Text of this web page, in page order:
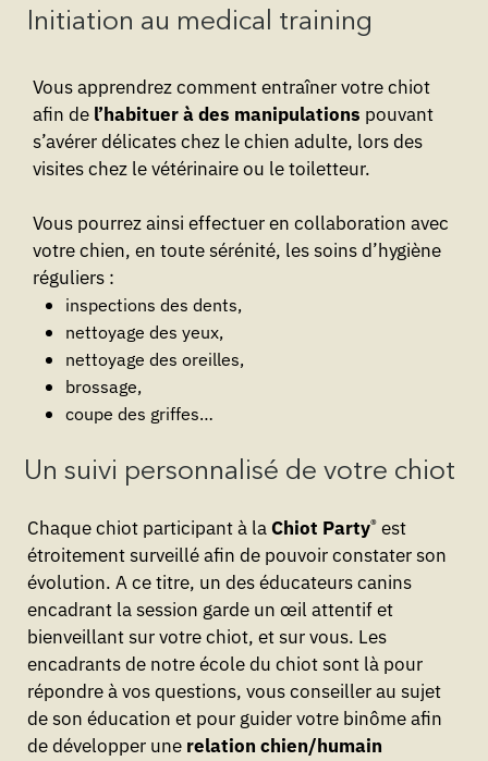
Initiation au medical training
Vous apprendrez comment entraîner votre chiot
afin de l’habituer à des manipulations pouvant
s’avérer délicates chez le chien adulte, lors des
visites chez le vétérinaire ou le toiletteur.
Vous pourrez ainsi effectuer en collaboration avec
votre chien, en toute sérénité, les soins d’hygiène
réguliers :
inspections des dents,
nettoyage des yeux,
nettoyage des oreilles,
brossage,
coupe des griffes…
Un suivi personnalisé de votre chiot
Chaque chiot participant à laChiot Party® est
étroitement surveillé afin de pouvoir constater son
évolution. A ce titre, un des éducateurs canins
encadrant la session garde un œil attentif et
bienveillant sur votre chiot, et sur vous. Les
encadrants de notre école du chiot sont là pour
répondre à vos questions, vous conseiller au sujet
de son éducation et pour guider votre binôme afin
de développer une relation chien/humain